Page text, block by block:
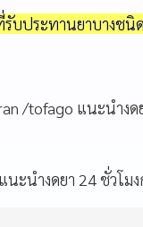
บประทานยาบางชนิด
/tofago แนะนำงด
แนะนำงดยา 24ชั่วโม